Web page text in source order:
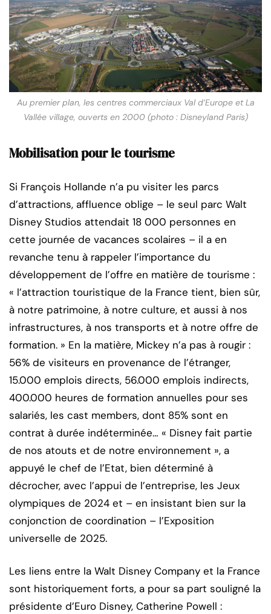
Au premier plan, les centres commerciaux Val d’Europe et La
Vallée village, ouverts en 2000 (photo : Disneyland Paris)
Mobilisation pour le tourisme
Si François Hollande n’a pu visiter les parcs
d’attractions, affluence oblige – le seul parc Walt
Disney Studios attendait 18 000 personnes en
cette journée de vacances scolaires – il a en
revanche tenu à rappeler l’importance du
développement de l’offre en matière de tourisme :
« l’attraction touristique de la France tient, bien sûr,
à notre patrimoine, à notre culture, et aussi à nos
infrastructures, à nos transports et à notre offre de
formation. » En la matière, Mickey n’a pas à rougir :
56% de visiteurs en provenance de l’étranger,
15.000 emplois directs, 56.000 emplois indirects,
400.000 heures de formation annuelles pour ses
salariés, les cast members, dont 85% sont en
contrat à durée indéterminée… « Disney fait partie
de nos atouts et de notre environnement », a
appuyé le chef de l’Etat, bien déterminé à
décrocher, avec l’appui de l’entreprise, les Jeux
olympiques de 2024 et – en insistant bien sur la
conjonction de coordination – l’Exposition
universelle de 2025.
Les liens entre la Walt Disney Company et la France
sont historiquement forts, a pour sa part souligné la
présidente d’Euro Disney, Catherine Powell :